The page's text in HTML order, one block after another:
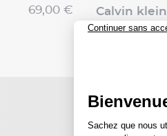
69,00 € calvin klein
5ème offert